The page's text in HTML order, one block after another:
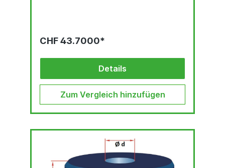
CHF 43.7000*
Details
Zum Vergleich hinzufügen